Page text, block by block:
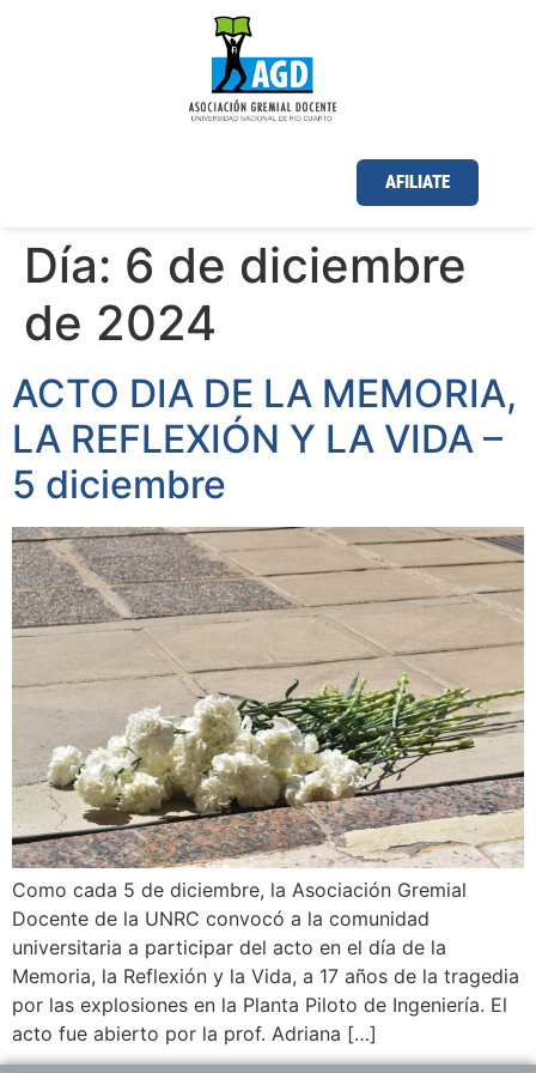
AFILIATE
Día: 6 de diciembre
de 2024
ACTO DIA DE LA MEMORIA,
LA REFLEXIÓN Y LA VIDA –
5 diciembre
Como cada 5 de diciembre, la Asociación Gremial
Docente de la UNRC convocó a la comunidad
universitaria a participar del acto en el día de la
Memoria, la Reflexión y la Vida, a 17 años de la tragedia
por las explosiones en la Planta Piloto de Ingeniería. El
acto fue abierto por la prof. Adriana […]